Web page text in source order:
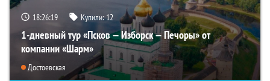
18:26:18 Купили:12
1-дневный тур «Псков — Изборск — Печоры» от
компании «Шарм»
Достоевская